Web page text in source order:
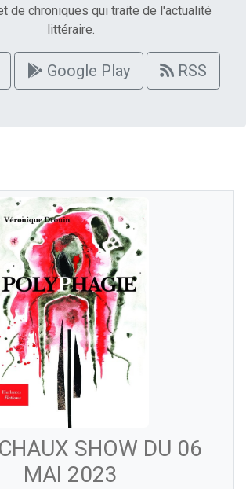
de chroniques qui traite de l'actualité
littéraire.
Google Play RSS
SHOW DU 06
MAI 2023